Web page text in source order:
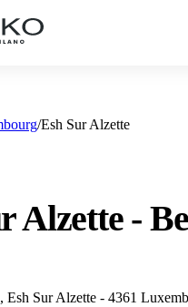
Esh Sur Alzette
Alzette -
Sur Alzette - 4361